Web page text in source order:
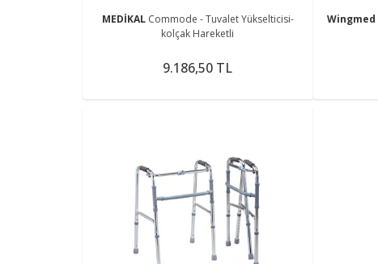
MEDİKAL Commode - Tuvalet Yükselticisi-
kolçak Hareketli
9.186,50 TL
Wingmed